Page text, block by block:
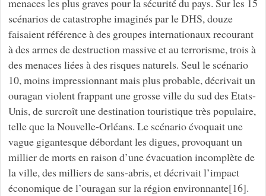
menaces les plus graves pour la sécurité du pays. Sur les 15
scénarios de catastrophe imaginés par le DHS, douze
faisaient référence à des groupes internationaux recourant
à des armes de destruction massive et au terrorisme, trois à
des menaces liées à des risques naturels. Seul le scénario
10, moins impressionnant mais plus probable, décrivait un
ouragan violent frappant une grosse ville du sud des Etats-
Unis, de surcroît une destination touristique très populaire,
telle que la Nouvelle-Orléans. Le scénario évoquait une
vague gigantesque débordant les digues, provoquant un
millier de morts en raison d’une évacuation incomplète de
la ville, des milliers de sans-abris, et décrivait l’impact
économique de l’ouragan sur la région environnante[16].